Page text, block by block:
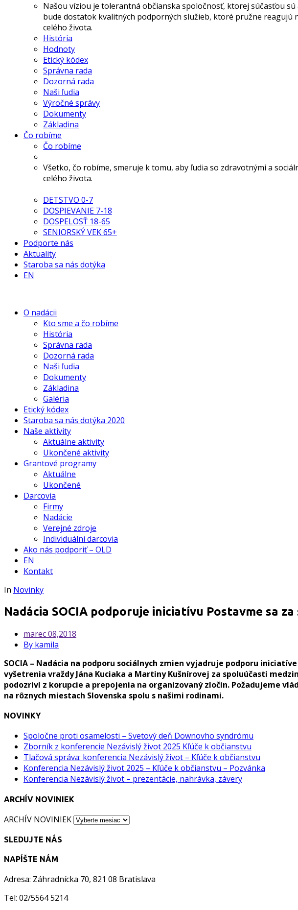
Našou víziou je tolerantná občianska spoločnosť, ktorej súčasťou
bude dostatok kvalitných podporných služieb, ktoré pružne reagujú
celého života.
História
Hodnoty
Etický kódex
Správna rada
Dozorná rada
Naši ľudia
Výročné správy
Dokumenty
Základina
Čo robíme
Čo robíme
Všetko, čo robíme, smeruje k tomu, aby ľudia so zdravotnými a
celého života.
DETSTVO 0-7
DOSPIEVANIE 7-18
DOSPELOSŤ 18-65
SENIORSKÝ VEK 65+
Podporte nás
Aktuality
Staroba sa nás dotýka
EN
O nadácii
Kto sme a čo robíme
História
Správna rada
Dozorná rada
Naši ľudia
Dokumenty
Základina
Galéria
Etický kódex
Staroba sa nás dotýka 2020
Naše aktivity
Aktuálne aktivity
Ukončené aktivity
Grantové programy
Aktuálne
Ukončené
Darcovia
Firmy
Nadácie
Verejné zdroje
Individuálni darcovia
Ako nás podporiť – OLD
EN
Kontakt
In Novinky
Nadácia SOCIA podporuje iniciatívu Postavme sa
marec08,2018
By kamila
SOCIA – Nadácia na podporu sociálnych zmien vyjadruje podporu
vyšetrenia vraždy Jána Kuciaka a Martiny Kušnírovej za spoluúčasti
podozriví z korupcie a prepojenia na organizovaný zločin. Požadujeme
na rôznych miestach Slovenska spolu s našimi rodinami.
NOVINKY
Spoločne proti osamelosti – Svetový deň Downovho syndrómu
Zborník z konferencie Nezávislý život 2025 Kľúče k občianstvu
Tlačová správa: konferencia Nezávislý život – Kľúče k občianstvu
Konferencia Nezávislý život 2025 – Kľúče k občianstvu – Pozvánka
Konferencia Nezávislý život – prezentácie, nahrávka, závery
ARCHÍV NOVINIEK
ARCHÍV NOVINIEK
SLEDUJTE NÁS
NAPÍŠTE NÁM
Adresa: Záhradnícka 70, 821 08 Bratislava
Tel: 02/5564 5214